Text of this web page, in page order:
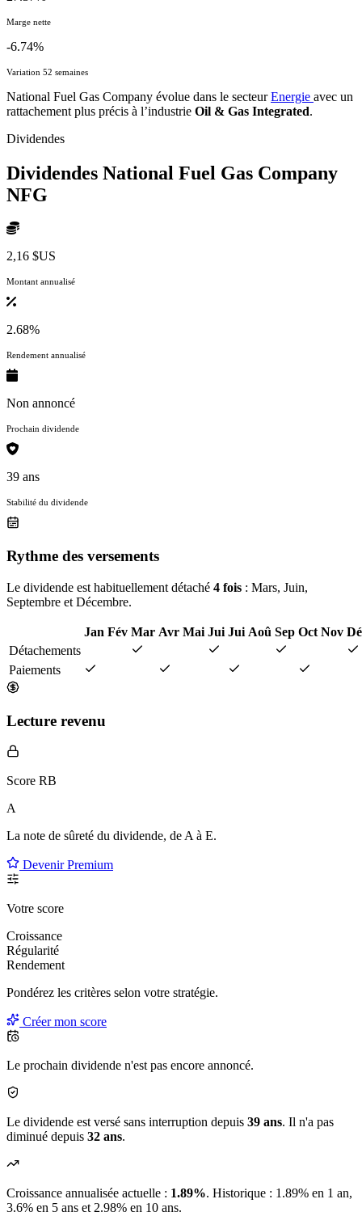
Marge nette
-6.74%
Variation 52 semaines
National Fuel Gas Company évolue dans le secteurEnergie avec un
rattachement plus précis à l’industrie Oil & Gas Integrated.
Dividendes
Dividendes National Fuel Gas Company
NFG
2,16 $US
Montant annualisé
2.68%
Rendement annualisé
Non annoncé
Prochain dividende
39 ans
Stabilité du dividende
Rythme des versements
Le dividende est habituellement détaché 4 fois : Mars, Juin,
Septembre et Décembre.
Jan Fév Mar Avr Mai Jui Jui Aoû Sep Oct Nov
Détachements
Paiements
Lecture revenu
Score RB
A
La note de sûreté du dividende, de A à E.
Devenir Premium
Votre score
Croissance
Régularité
Rendement
Pondérez les critères selon votre stratégie.
Créer mon score
Le prochain dividende n'est pas encore annoncé.
Le dividende est versé sans interruption depuis 39 ans. Il n'a pas
diminué depuis 32 ans.
Croissance annualisée actuelle : 1.89%. Historique : 1.89% en 1 an,
3.6% en 5 ans et 2.98% en 10 ans.